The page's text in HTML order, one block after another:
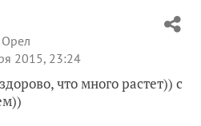
Орел
2015, 23:24
что много растет)) с